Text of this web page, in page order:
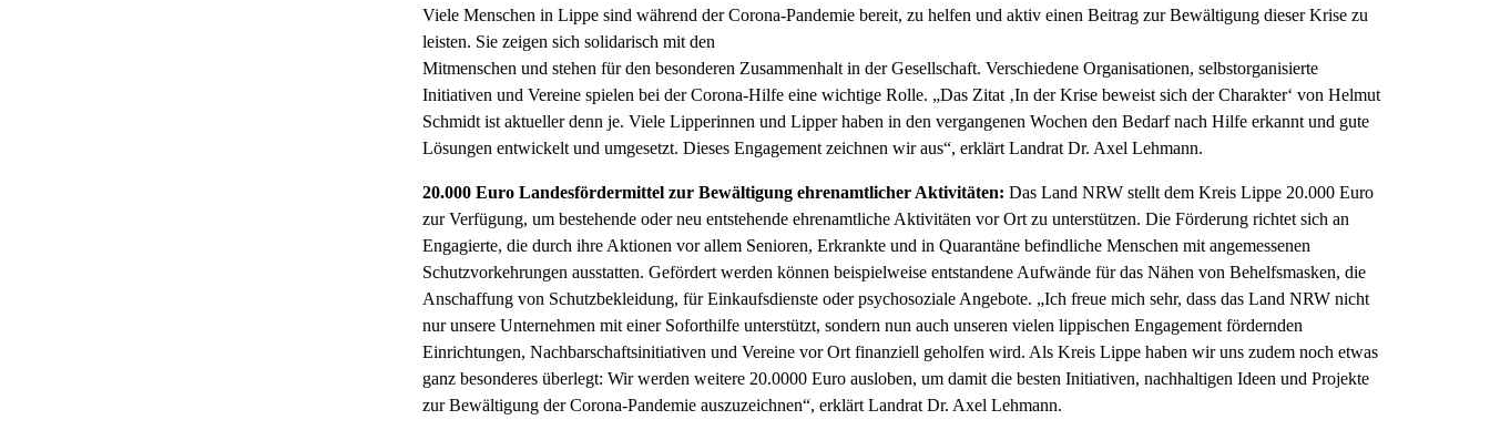
Viele Menschen in Lippe sind während der Corona-Pandemie bereit, zu helfen und aktiv einen Beitrag zur Bewältigung dieser Krise zu
leisten. Sie zeigen sich solidarisch mit den
Mitmenschen und stehen für den besonderen Zusammenhalt in der Gesellschaft. Verschiedene Organisationen, selbstorganisierte
Initiativen und Vereine spielen bei der Corona-Hilfe eine wichtige Rolle. „Das Zitat ‚In der Krise beweist sich der Charakter‘ von Helmut
Schmidt ist aktueller denn je. Viele Lipperinnen und Lipper haben in den vergangenen Wochen den Bedarf nach Hilfe erkannt und gute
Lösungen entwickelt und umgesetzt. Dieses Engagement zeichnen wir aus“, erklärt Landrat Dr. Axel Lehmann.
20.000 Euro Landesfördermittel zur Bewältigung ehrenamtlicher Aktivitäten: Das Land NRW stellt dem Kreis Lippe 20.000 Euro
zur Verfügung, um bestehende oder neu entstehende ehrenamtliche Aktivitäten vor Ort zu unterstützen. Die Förderung richtet sich an
Engagierte, die durch ihre Aktionen vor allem Senioren, Erkrankte und in Quarantäne befindliche Menschen mit angemessenen
Schutzvorkehrungen ausstatten. Gefördert werden können beispielweise entstandene Aufwände für das Nähen von Behelfsmasken, die
Anschaffung von Schutzbekleidung, für Einkaufsdienste oder psychosoziale Angebote. „Ich freue mich sehr, dass das Land NRW nicht
nur unsere Unternehmen mit einer Soforthilfe unterstützt, sondern nun auch unseren vielen lippischen Engagement fördernden
Einrichtungen, Nachbarschaftsinitiativen und Vereine vor Ort finanziell geholfen wird. Als Kreis Lippe haben wir uns zudem noch etwas
ganz besonderes überlegt: Wir werden weitere 20.0000 Euro ausloben, um damit die besten Initiativen, nachhaltigen Ideen und Projekte
zur Bewältigung der Corona-Pandemie auszuzeichnen“, erklärt Landrat Dr. Axel Lehmann.